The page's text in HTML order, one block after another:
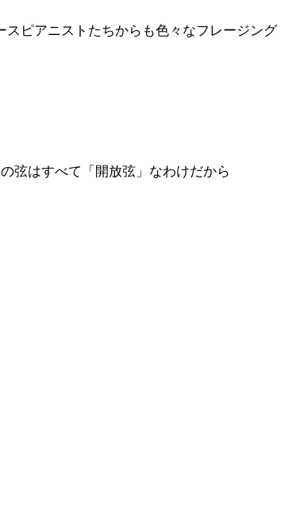
ピアニストたちからも色々なフレージング
弦はすべて「開放弦」なわけだから